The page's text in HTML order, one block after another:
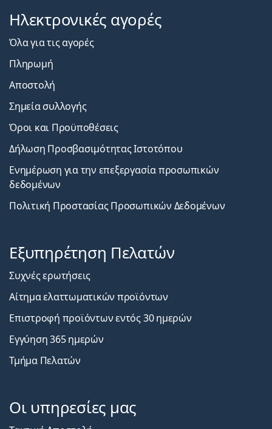
Ηλεκτρονικές αγορές
Όλα για τις αγορές
Πληρωμή
Αποστολή
Σημεία συλλογής
Όροι και Προϋποθέσεις
Δήλωση Προσβασιμότητας Ιστοτόπου
Ενημέρωση για την επεξεργασία προσωπικών
δεδομένων
Πολιτική Προστασίας Προσωπικών Δεδομένων
Εξυπηρέτηση Πελατών
Συχνές ερωτήσεις
Αίτημα ελαττωματικών προϊόντων
Επιστροφή προϊόντων εντός 30 ημερών
Εγγύηση 365 ημερών
Τμήμα Πελατών
Οι υπηρεσίες μας